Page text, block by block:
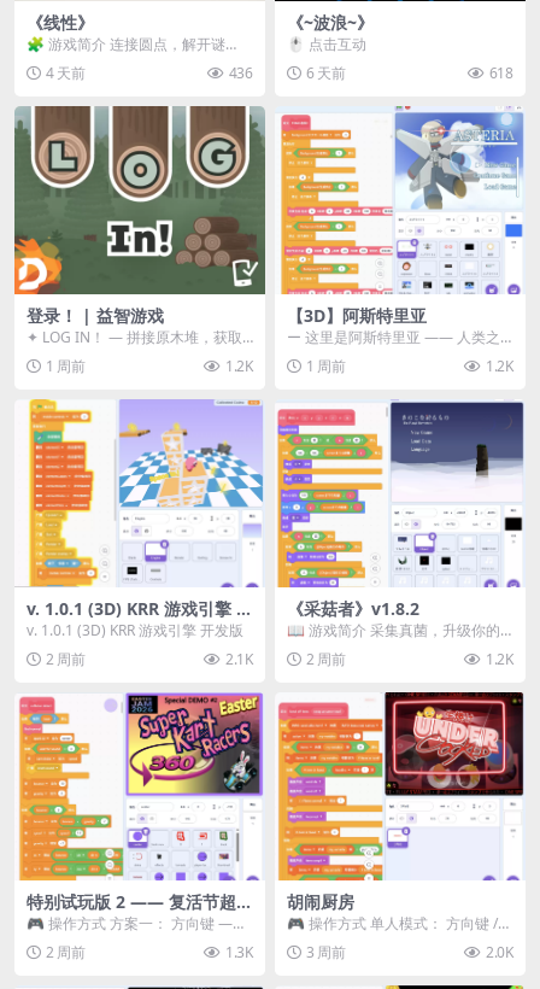
《线性》
🧩 游戏简介 连接圆点，解开谜
题。 ⚠️ 重要提示 所有关卡均可通
关，请确保使用...
4 天前 436
《~波浪~》
🖱️ 点击互动
6 天前
618
登录！ | 益智游戏
✦ LOG IN！ — 拼接原木堆，获取
分数！ ᑕ☲◎ ᑕ☲◎ ᑕ☲◎ ᑕ☲◎ ...
1 周前 1.2K
【3D】阿斯特里亚
ー 这里是阿斯特里亚 —— 人类之
罪与未来希望交汇之地 📖 游戏简
介 《阿斯特里...
1 周前 1.2K
v. 1.0.1 (3D) KRR 游戏引擎 开
发版
v. 1.0.1 (3D) KRR 游戏引擎 开发版
2 周前
2.1K
《采菇者》v1.8.2
📖 游戏简介 采集真菌，升级你的
机体，并前往未知领域探索。 这是
一款静谧的探索冒...
2 周前 1.2K
特别试玩版 2 —— 复活节超级
卡丁车赛
🎮 操作方式 方案一： 方向键 ——
移动 Z —— 跳跃 / 漂移 方案二： ...
2 周前 1.3K
胡闹厨房
🎮 操作方式 单人模式： 方向键 /
WASD —— 移动 Z / K —— 抓...
3 周前 2.0K